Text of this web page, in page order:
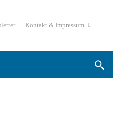
Kontakt & Impressum